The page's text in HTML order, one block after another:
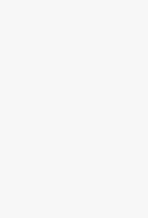
se mogu odabrati